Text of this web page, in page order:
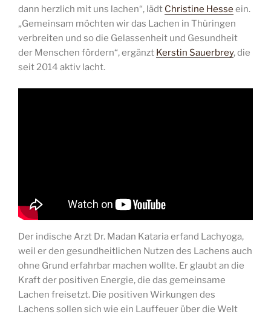
dann herzlich mit uns lachen“, lädt Christine Hesse ein.
„Gemeinsam möchten wir das Lachen in Thüringen
verbreiten und so die Gelassenheit und Gesundheit
der Menschen fördern“, ergänzt Kerstin Sauerbrey, die
seit 2014 aktiv lacht.
Der indische Arzt Dr. Madan Kataria erfand Lachyoga,
weil er den gesundheitlichen Nutzen des Lachens auch
ohne Grund erfahrbar machen wollte. Er glaubt an die
Kraft der positiven Energie, die das gemeinsame
Lachen freisetzt. Die positiven Wirkungen des
Lachens sollen sich wie ein Lauffeuer über die Welt